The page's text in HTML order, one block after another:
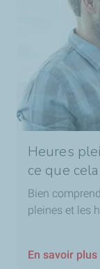
Heures
ce que
Bien
pleines et les
En savoir plus